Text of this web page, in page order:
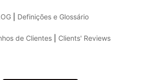
Definições e Glossário
de Clientes Clients' Reviews